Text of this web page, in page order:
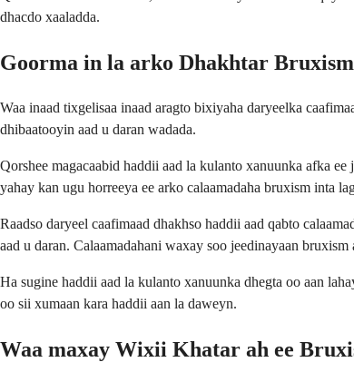
dhacdo xaaladda.
Goorma in la arko Dhakhtar
Waa inaad tixgelisaa inaad aragto bixiyaha daryeelka
dhibaatooyin aad u daran wadada.
Qorshee magacaabid haddii aad la kulanto xanuunka afka
yahay kan ugu horreeya ee arko calaamadaha bruxism inta
Raadso daryeel caafimaad dhakhso haddii aad qabto
aad u daran. Calaamadahani waxay soo jeedinayaan
Ha sugine haddii aad la kulanto xanuunka dhegta oo aan
oo sii xumaan kara haddii aan la daweyn.
Waa maxay Wixii Khatar ah ee